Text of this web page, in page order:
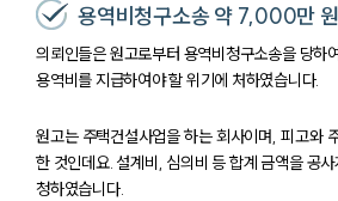
용역비청구소송 약 7,000만
의뢰인들은 원고로부터 용역비청구소송을 당
용역비를 지급하여야 할 위기에 처하였습니다.
원고는 주택건설사업을 하는 회사이며, 피고와
한 것인데요. 설계비, 심의비 등 합계 금액을 공
청하였습니다.